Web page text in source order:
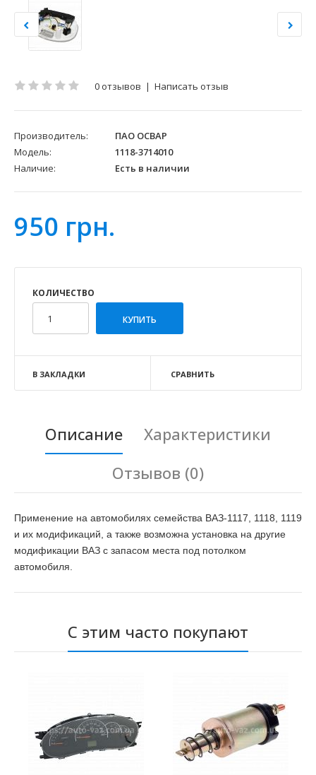
0 отзывов | Написать отзыв
Производитель:
ПАО ОСВАР
Модель:
1118-3714010
Наличие:
Есть в наличии
950 грн.
КОЛИЧЕСТВО
В ЗАКЛАДКИ СРАВНИТЬ
Описание
Характеристики
Отзывов (0)
Применение на автомобилях семейства ВАЗ-1117, 1118, 1119
и их модификаций, а также возможна установка на другие
модификации ВАЗ с запасом места под потолком
автомобиля.
С этим часто покупают